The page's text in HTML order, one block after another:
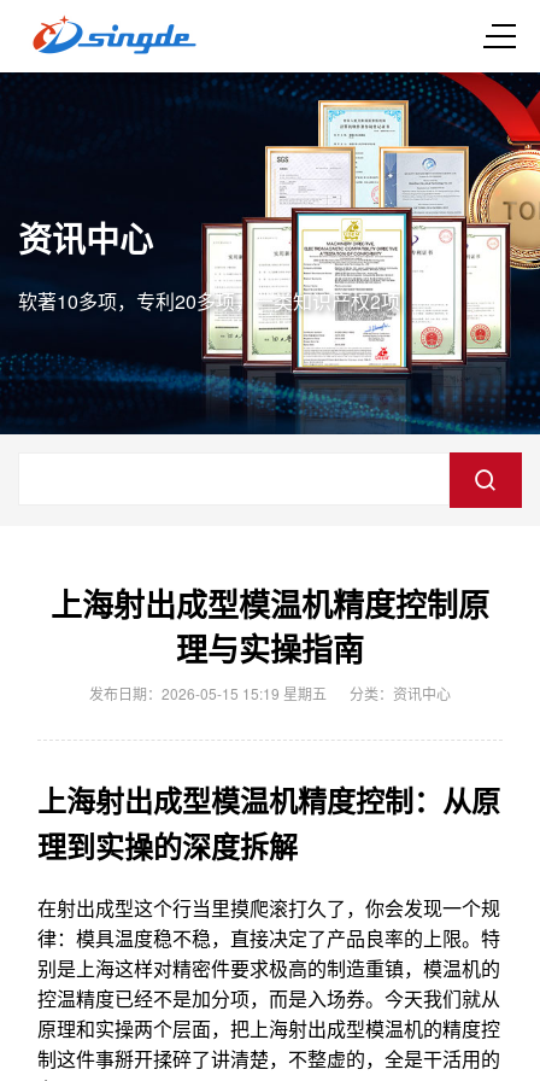
资讯中心
软著10多项，专利20多项，一类知识产权2项
上海射出成型模温机精度控制原
理与实操指南
发布日期：2026-05-15 15:19 星期五 分类： 资讯中心
上海射出成型模温机精度控制：从原
理到实操的深度拆解
在射出成型这个行当里摸爬滚打久了，你会发现一个规
律：模具温度稳不稳，直接决定了产品良率的上限。特
别是上海这样对精密件要求极高的制造重镇，模温机的
控温精度已经不是加分项，而是入场券。今天我们就从
原理和实操两个层面，把上海射出成型模温机的精度控
制这件事掰开揉碎了讲清楚，不整虚的，全是干活用的